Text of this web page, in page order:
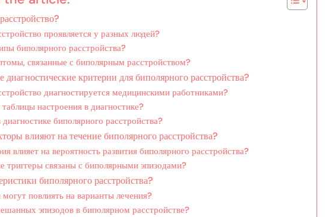
проявляется у разных людей?
биполярного расстройства?
связанные с биполярным расстройством?
критерии для биполярного расстройства?
диагностируется медицинскими работниками?
настроения в диагностике?
биполярного расстройства?
влияют на течение биполярного расстройства?
влияет на вероятность развития биполярного расстройства?
триггеры связаны с биполярными эпизодами?
биполярного расстройства?
повлиять на варианты лечения?
эпизодов в биполярном расстройстве?